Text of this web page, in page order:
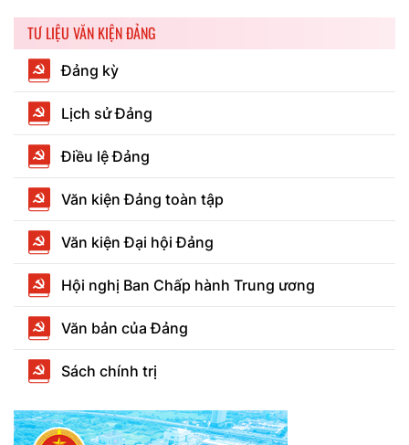
TƯ LIỆU VĂN KIỆN ĐẢNG
Đảng kỳ
Lịch sử Đảng
Điều lệ Đảng
Văn kiện Đảng toàn tập
Văn kiện Đại hội Đảng
Hội nghị Ban Chấp hành Trung ương
Văn bản của Đảng
Sách chính trị